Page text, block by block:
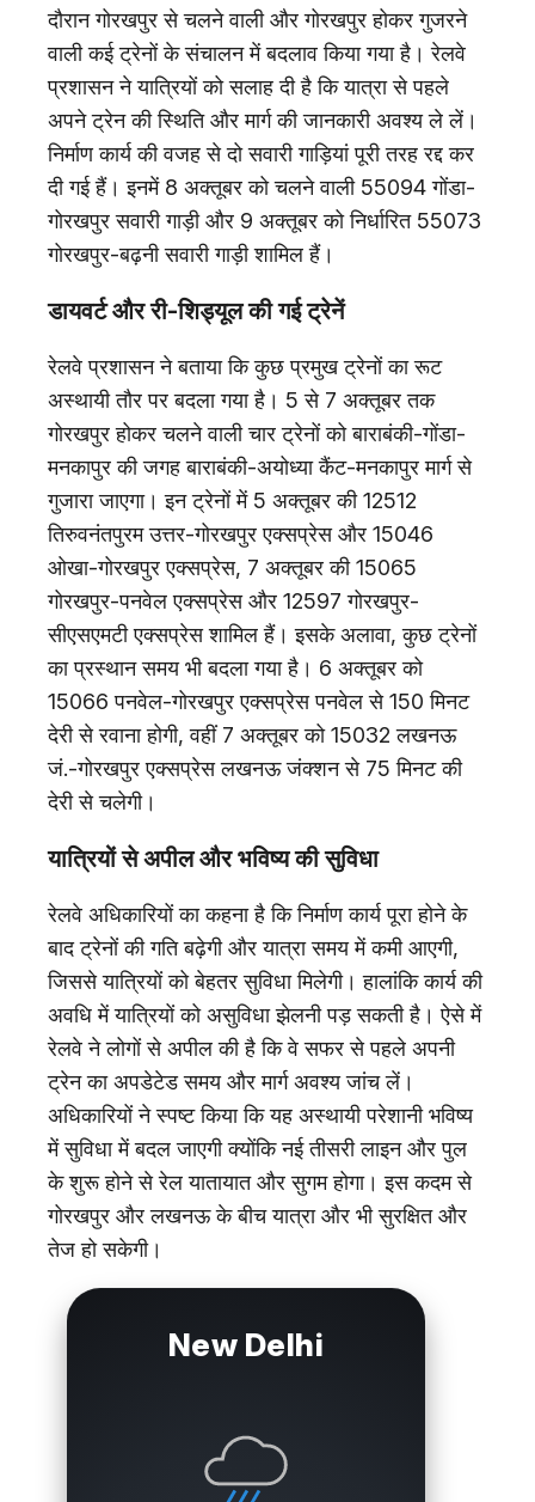
दौरान गोरखपुर से चलने वाली और गोरखपुर होकर गुजरने
वाली कई ट्रेनों के संचालन में बदलाव किया गया है। रेलवे
प्रशासन ने यात्रियों को सलाह दी है कि यात्रा से पहले
अपने ट्रेन की स्थिति और मार्ग की जानकारी अवश्य ले लें।
निर्माण कार्य की वजह से दो सवारी गाड़ियां पूरी तरह रद्द कर
दी गई हैं। इनमें 8 अक्तूबर को चलने वाली 55094 गोंडा-
गोरखपुर सवारी गाड़ी और 9 अक्तूबर को निर्धारित 55073
गोरखपुर-बढ़नी सवारी गाड़ी शामिल हैं।
डायवर्ट और री-शिड्यूल की गई ट्रेनें
रेलवे प्रशासन ने बताया कि कुछ प्रमुख ट्रेनों का रूट
अस्थायी तौर पर बदला गया है। 5 से 7 अक्तूबर तक
गोरखपुर होकर चलने वाली चार ट्रेनों को बाराबंकी-गोंडा-
मनकापुर की जगह बाराबंकी-अयोध्या कैंट-मनकापुर मार्ग से
गुजारा जाएगा। इन ट्रेनों में 5 अक्तूबर की 12512
तिरुवनंतपुरम उत्तर-गोरखपुर एक्सप्रेस और 15046
ओखा-गोरखपुर एक्सप्रेस, 7 अक्तूबर की 15065
गोरखपुर-पनवेल एक्सप्रेस और 12597 गोरखपुर-
सीएसएमटी एक्सप्रेस शामिल हैं। इसके अलावा, कुछ ट्रेनों
का प्रस्थान समय भी बदला गया है। 6 अक्तूबर को
15066 पनवेल-गोरखपुर एक्सप्रेस पनवेल से 150 मिनट
देरी से रवाना होगी, वहीं 7 अक्तूबर को 15032 लखनऊ
जं.-गोरखपुर एक्सप्रेस लखनऊ जंक्शन से 75 मिनट की
देरी से चलेगी।
यात्रियों से अपील और भविष्य की सुविधा
रेलवे अधिकारियों का कहना है कि निर्माण कार्य पूरा होने के
बाद ट्रेनों की गति बढ़ेगी और यात्रा समय में कमी आएगी,
जिससे यात्रियों को बेहतर सुविधा मिलेगी। हालांकि कार्य की
अवधि में यात्रियों को असुविधा झेलनी पड़ सकती है। ऐसे में
रेलवे ने लोगों से अपील की है कि वे सफर से पहले अपनी
ट्रेन का अपडेटेड समय और मार्ग अवश्य जांच लें।
अधिकारियों ने स्पष्ट किया कि यह अस्थायी परेशानी भविष्य
में सुविधा में बदल जाएगी क्योंकि नई तीसरी लाइन और पुल
के शुरू होने से रेल यातायात और सुगम होगा। इस कदम से
गोरखपुर और लखनऊ के बीच यात्रा और भी सुरक्षित और
तेज हो सकेगी।
New Delhi